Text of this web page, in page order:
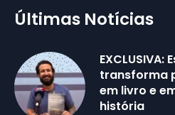
Últimas Notícias
transforma
em livro e
história